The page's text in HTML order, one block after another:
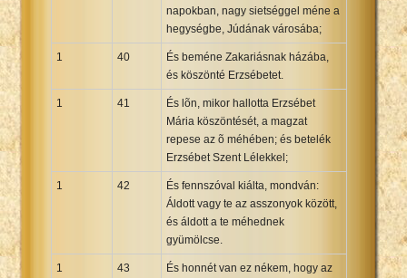
napokban, nagy sietséggel méne a
hegységbe, Júdának városába;
1 40
És beméne Zakariásnak házába,
és köszönté Erzsébetet.
1 41
És lõn, mikor hallotta Erzsébet
Mária köszöntését, a magzat
repese az õ méhében; és betelék
Erzsébet Szent Lélekkel;
1 42
És fennszóval kiálta, mondván:
Áldott vagy te az asszonyok között,
és áldott a te méhednek
gyümölcse.
1 43
És honnét van ez nékem, hogy az